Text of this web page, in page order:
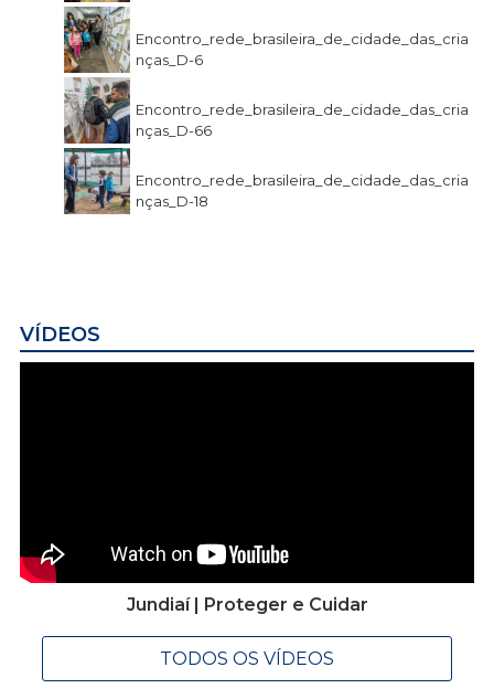
Encontro_rede_brasileira_de_cidade_das_cria
nças_D-6
Encontro_rede_brasileira_de_cidade_das_cria
nças_D-66
Encontro_rede_brasileira_de_cidade_das_cria
nças_D-18
VÍDEOS
Jundiaí | Proteger e Cuidar
TODOS OS VÍDEOS